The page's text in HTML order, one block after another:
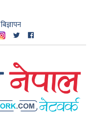
बिज्ञापन